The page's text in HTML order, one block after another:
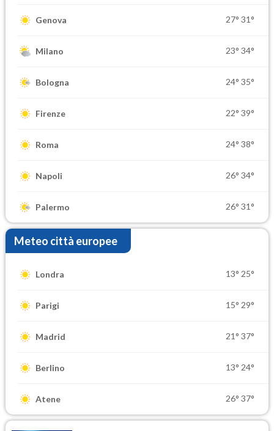
Genova 27° 31°
Milano 23° 34°
Bologna 24° 35°
Firenze 22° 39°
Roma 24° 38°
Napoli 26° 34°
Palermo 26° 31°
Meteo città europee
Londra 13° 25°
Parigi 15° 29°
Madrid 21° 37°
Berlino 13° 24°
Atene 26° 37°